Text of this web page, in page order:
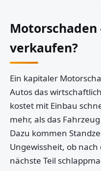
verkaufen?
Ein kapitaler
Autos das
kostet mit Einbau
mehr, als das
Dazu kommen
Ungewissheit, ob
nächste Teil